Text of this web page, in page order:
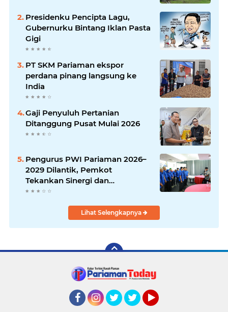
Presidenku Pencipta Lagu,
Gubernurku Bintang Iklan Pasta
Gigi
PT SKM Pariaman ekspor
perdana pinang langsung ke
India
Gaji Penyuluh Pertanian
Ditanggung Pusat Mulai 2026
Pengurus PWI Pariaman 2026–
2029 Dilantik, Pemkot
Tekankan Sinergi dan
Profesionalisme Pers
Lihat Selengkapnya